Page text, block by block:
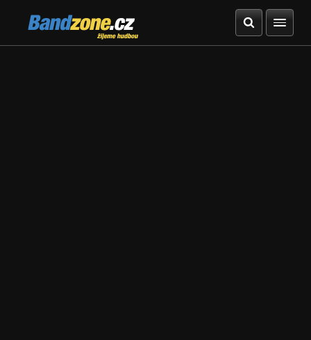
Bandzone.cz
žijeme hudbou